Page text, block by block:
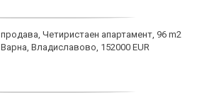
продава, Четиристаен апартамент, 96 m2
Варна, Владиславово, 152000 EUR